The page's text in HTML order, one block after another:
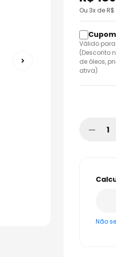
Ou3x de R$
Válido
(Desconto
de óleos,
ativa)
Não